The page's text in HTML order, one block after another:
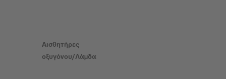
Αισθητήρες
οξυγόνου/Λάμδα